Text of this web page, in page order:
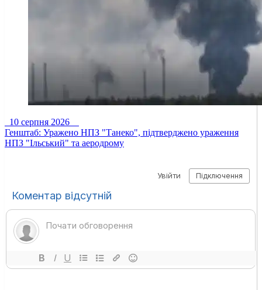
10 серпня 2026
Генштаб: Уражено НПЗ "Танеко", підтверджено ураження
НПЗ "Ільський" та аеродрому